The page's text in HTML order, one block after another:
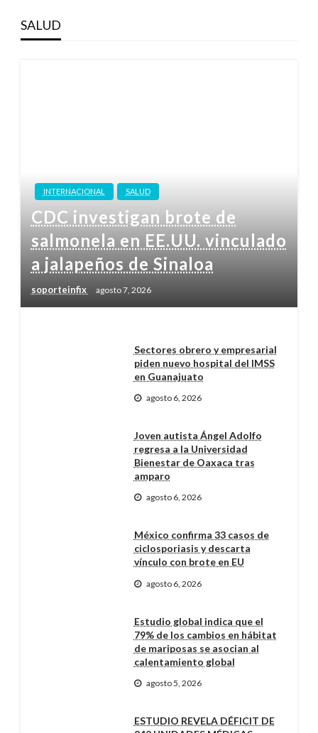
SALUD
INTERNACIONAL SALUD
CDC investigan brote de
salmonela en EE.UU. vinculado
a jalapeños de Sinaloa
soporteinfix agosto 7, 2026
Sectores obrero y empresarial
piden nuevo hospital del IMSS
en Guanajuato
agosto 6, 2026
Joven autista Ángel Adolfo
regresa a la Universidad
Bienestar de Oaxaca tras
amparo
agosto 6, 2026
México confirma 33 casos de
ciclosporiasis y descarta
vínculo con brote en EU
agosto 6, 2026
Estudio global indica que el
79% de los cambios en hábitat
de mariposas se asocian al
calentamiento global
agosto 5, 2026
ESTUDIO REVELA DÉFICIT DE